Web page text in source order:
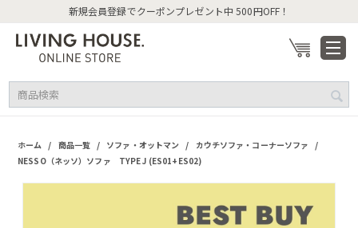
会員登録でクーポンプレゼント中 500円OFF！
ホーム / 商品一覧 / ソファ・オットマン / カウチソファ・コーナーソファ /
NESSO（ネッソ）ソファ TYPE J (ES01+ES02)